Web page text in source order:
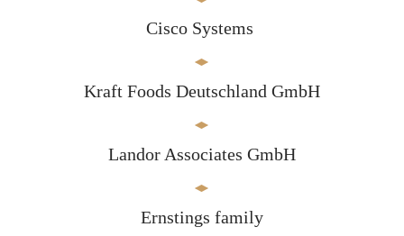
Cisco Systems
Kraft Foods Deutschland GmbH
Landor Associates GmbH
Ernstings family